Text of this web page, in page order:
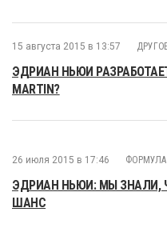
15 августа 2015 в 13:57
ЭДРИАН НЬЮИ
MARTIN?
26 июля 2015 в 17:46 ФОРМУЛА
ЭДРИАН НЬЮИ: МЫ ЗНАЛИ,
ШАНС